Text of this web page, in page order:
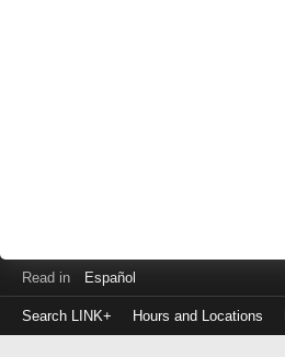
Read in Español
Search LINK+ Hours and Locations